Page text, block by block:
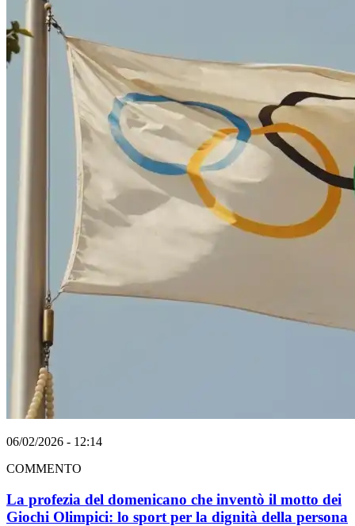
06/02/2026 - 12:14
COMMENTO
La profezia del domenicano che inventò il motto dei
Giochi Olimpici: lo sport per la dignità della persona